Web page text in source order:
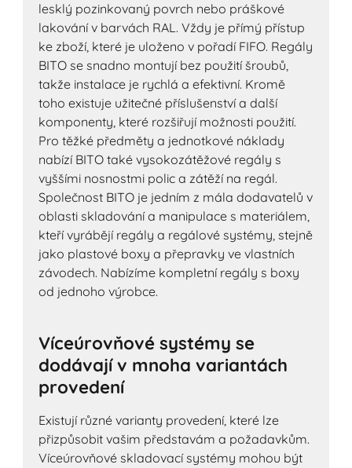
lesklý pozinkovaný povrch nebo práškové
lakování v barvách RAL. Vždy je přímý přístup
ke zboží, které je uloženo v pořadí FIFO. Regály
BITO se snadno montují bez použití šroubů,
takže instalace je rychlá a efektivní. Kromě
toho existuje užitečné příslušenství a další
komponenty, které rozšiřují možnosti použití.
Pro těžké předměty a jednotkové náklady
nabízí BITO také vysokozátěžové regály s
vyššími nosnostmi polic a zátěží na regál.
Společnost BITO je jedním z mála dodavatelů v
oblasti skladování a manipulace s materiálem,
kteří vyrábějí regály a regálové systémy, stejně
jako plastové boxy a přepravky ve vlastních
závodech. Nabízíme kompletní regály s boxy
od jednoho výrobce.
Víceúrovňové systémy se
dodávají v mnoha variantách
provedení
Existují různé varianty provedení, které lze
přizpůsobit vašim představám a požadavkům.
Víceúrovňové skladovací systémy mohou být